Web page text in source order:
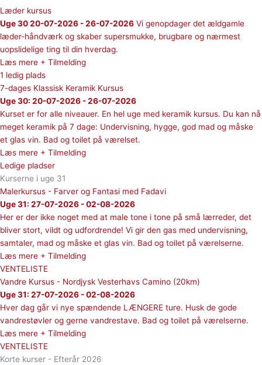
Læder kursus
Uge 30 20-07-2026 - 26-07-2026 Vi genopdager det ældgamle
læder-håndværk og skaber supersmukke, brugbare og nærmest
uopslidelige ting til din hverdag.
Læs mere + Tilmelding
1 ledig plads
7-dages Klassisk Keramik Kursus
Uge 30: 20-07-2026 - 26-07-2026
Kurset er for alle niveauer. En hel uge med keramik kursus. Du kan nå
meget keramik på 7 dage: Undervisning, hygge, god mad og måske
et glas vin. Bad og toilet på værelset.
Læs mere + Tilmelding
Ledige pladser
Kurserne i uge 31
Malerkursus - Farver og Fantasi med Fadavi
Uge 31: 27-07-2026 - 02-08-2026
Her er der ikke noget med at male tone i tone på små lærreder, det
bliver stort, vildt og udfordrende! Vi gir den gas med undervisning,
samtaler, mad og måske et glas vin. Bad og toilet på værelserne.
Læs mere + Tilmelding
VENTELISTE
Vandre Kursus - Nordjysk Vesterhavs Camino (20km)
Uge 31: 27-07-2026 - 02-08-2026
Hver dag går vi nye spændende LÆNGERE ture. Husk de gode
vandrestøvler og gerne vandrestave. Bad og toilet på værelserne.
Læs mere + Tilmelding
VENTELISTE
Korte kurser - Efterår 2026